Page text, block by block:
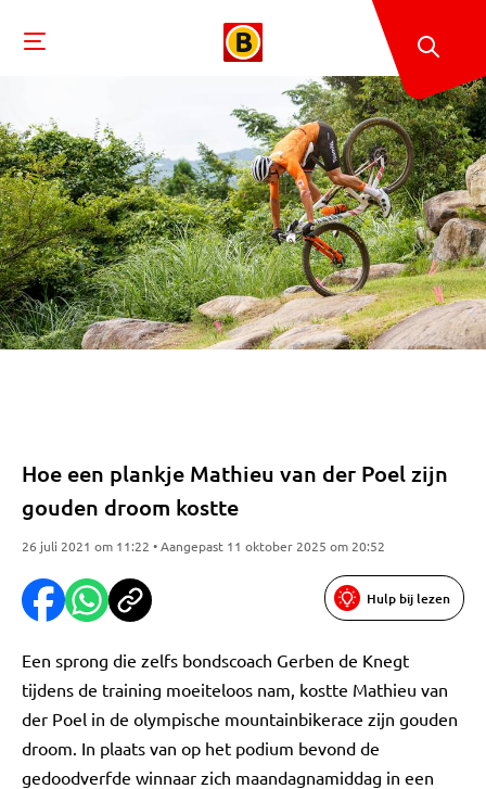
Hoe een plankje Mathieu van der Poel zijn
gouden droom kostte
26 juli 2021 om 11:22 • Aangepast 11 oktober 2025 om 20:52
Hulp bij lezen
Een sprong die zelfs bondscoach Gerben de Knegt
tijdens de training moeiteloos nam, kostte Mathieu van
der Poel in de olympische mountainbikerace zijn gouden
droom. In plaats van op het podium bevond de
gedoodverfde winnaar zich maandagnamiddag in een